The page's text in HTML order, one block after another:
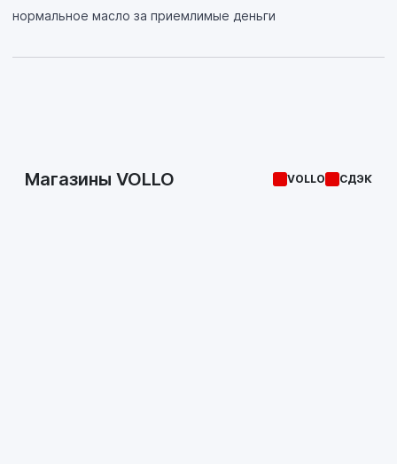
нормальное масло за приемлимые деньги
Магазины VOLLO VOLLO СДЭК